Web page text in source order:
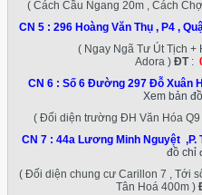
( Cách Cầu Ngang 20m , Cách
CN 5 : 296 Hoàng Văn Thụ , P4 ,
( Ngay Ngã Tư Út Tịch
Adora ) ĐT:
CN 6 : Số 6 Đường 297 Đỗ Xuân
Xem bản
( Đối diện trường ĐH Văn Hóa Q9
CN 7 : 44a Lương Minh Nguyệt ,P.
đồ chỉ
( Đối diện chung cư Carillon 7 , Tới
Tân Hoá 400m )